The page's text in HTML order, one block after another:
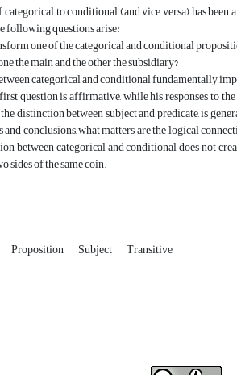
to conditional (and vice versa) has
following questions arise:
one of the categorical and conditional
the main and the other the subsidiary?
categorical and conditional fundamentally
question is affirmative, while his responses to
distinction between subject and predicate, is
and conclusions, what matters are the logical
between categorical and conditional does not
sides of the same coin.
Proposition Subject Transitive